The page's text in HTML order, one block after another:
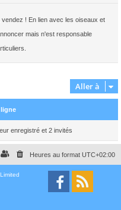
! En lien avec les oiseaux et
mais n'est responsable
Aller à
enregistré et 2 invités
Heures au format UTC+02:00